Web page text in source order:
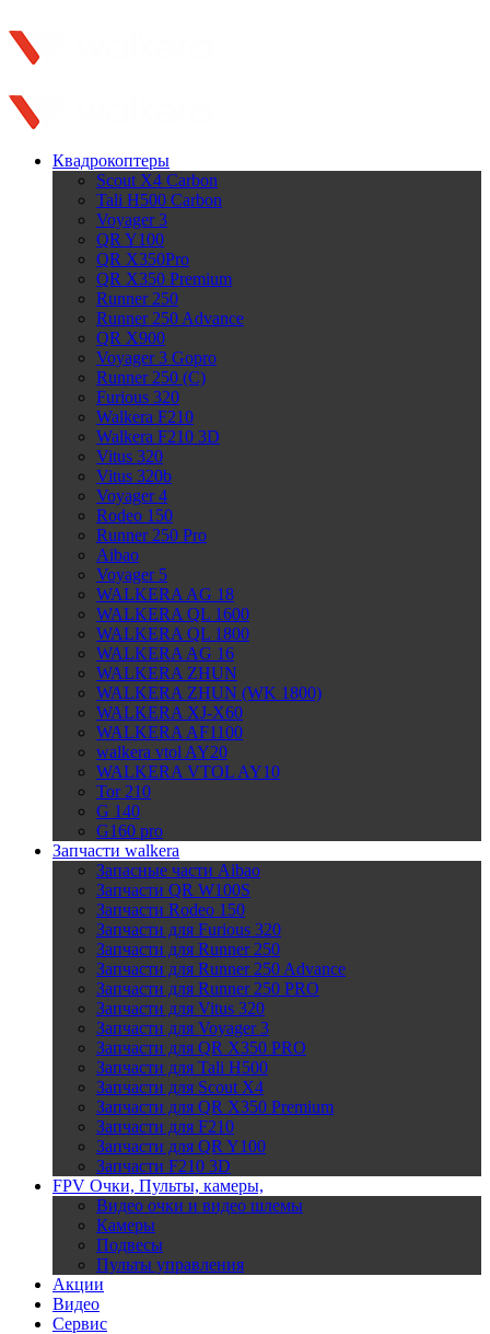
Квадрокоптеры
Scout X4 Carbon
Tali H500 Carbon
Voyager 3
QR Y100
QR X350Pro
QR X350 Premium
Runner 250
Runner 250 Advance
QR X900
Voyager 3 Gopro
Runner 250 (C)
Furious 320
Walkera F210
Walkera F210 3D
Vitus 320
Vitus 320b
Voyager 4
Rodeo 150
Runner 250 Pro
Aibao
Voyager 5
WALKERA AG 18
WALKERA QL 1600
WALKERA QL 1800
WALKERA AG 16
WALKERA ZHUN
WALKERA ZHUN (WK 1800)
WALKERA XJ-X60
WALKERA AF1100
walkera vtol AY20
WALKERA VTOL AY10
Tor 210
G 140
G160 pro
Запчасти walkera
Запасные части Aibao
Запчасти QR W100S
Запчасти Rodeo 150
Запчасти для Furious 320
Запчасти для Runner 250
Запчасти для Runner 250 Advance
Запчасти для Runner 250 PRO
Запчасти для Vitus 320
Запчасти для Voyager 3
Запчасти для QR X350 PRO
Запчасти для Tali H500
Запчасти для Scout X4
Запчасти для QR X350 Premium
Запчасти для F210
Запчасти для QR Y100
Запчасти F210 3D
FPV Очки, Пульты, камеры,
Видео очки и видео шлемы
Камеры
Подвесы
Пульты управления
Акции
Видео
Сервис